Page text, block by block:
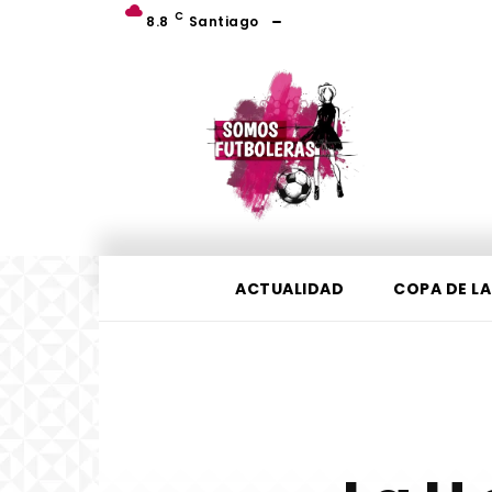
8.8 C Santiago
ACTUALIDAD COPA DE